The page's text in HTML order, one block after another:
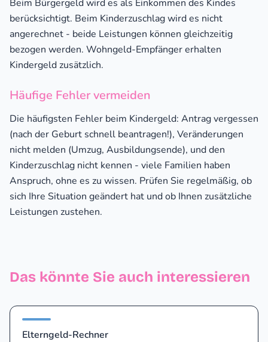
Beim Bürgergeld wird es als Einkommen des Kindes
berücksichtigt. Beim Kinderzuschlag wird es nicht
angerechnet - beide Leistungen können gleichzeitig
bezogen werden. Wohngeld-Empfänger erhalten
Kindergeld zusätzlich.
Häufige Fehler vermeiden
Die häufigsten Fehler beim Kindergeld: Antrag vergessen
(nach der Geburt schnell beantragen!), Veränderungen
nicht melden (Umzug, Ausbildungsende), und den
Kinderzuschlag nicht kennen - viele Familien haben
Anspruch, ohne es zu wissen. Prüfen Sie regelmäßig, ob
sich Ihre Situation geändert hat und ob Ihnen zusätzliche
Leistungen zustehen.
Das könnte Sie auch interessieren
Elterngeld-Rechner